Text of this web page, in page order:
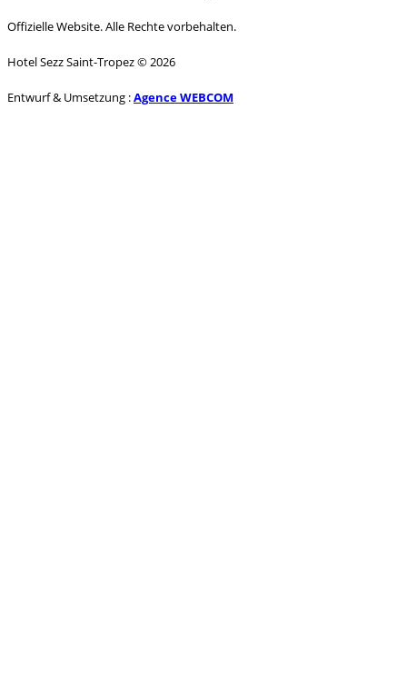
Offizielle Website. Alle Rechte vorbehalten.
Hotel Sezz Saint-Tropez © 2026
Entwurf & Umsetzung :Agence WEBCOM